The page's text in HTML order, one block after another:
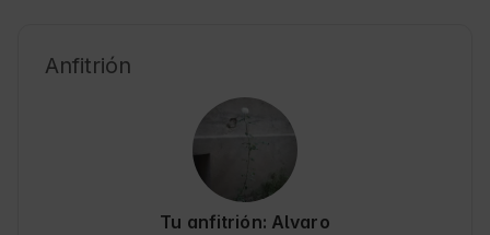
explorar los alrededores y disfrutar de la
convierte en una experiencia auténtica y
Anfitrión
Tu anfitrión: Alvaro